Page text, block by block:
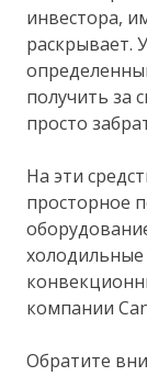
инвестора,
раскрывает.
получить за
просто
На эти
просторное
компании
Обратите